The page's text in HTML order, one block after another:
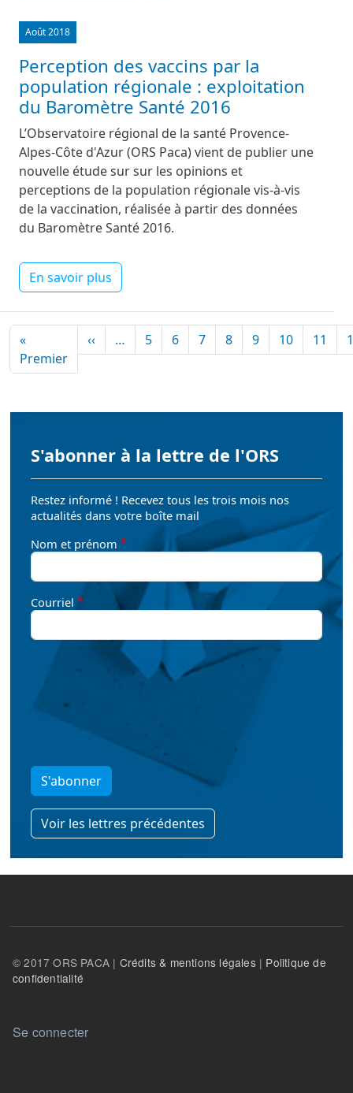
Août 2018
Perception des vaccins par la
population régionale : exploitation
du Baromètre Santé 2016
L’Observatoire régional de la santé Provence-
Alpes-Côte d'Azur (ORS Paca) vient de publier une
nouvelle étude sur sur les opinions et
perceptions de la population régionale vis-à-vis
de la vaccination, réalisée à partir des données
du Baromètre Santé 2016.
En savoir plus
Pagination
«
PremierPremière page
‹‹Page précédente
… 5 6 7 8 9 10 11
S'abonner à la lettre de l'ORS
Restez informé ! Recevez tous les trois mois nos
actualités dans votre boîte mail
Nom et prénom
Courriel
S'abonner
Voir les lettres précédentes
© 2017 ORS PACA | Crédits & mentions légales| Politique de
confidentialité
User account menu
Se connecter